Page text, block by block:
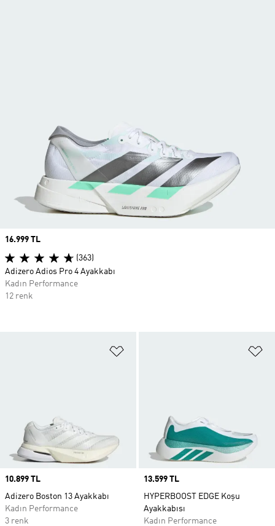
Price
10.899 TL
Adizero Boston 13 Ayakkabı
Kadın Performance
3 renk
Price
13.599 TL
HYPERBOOST EDGE Koşu
Ayakkabısı
Kadın Performance
Price
16.999 TL
(363)
Adizero Adios Pro 4 Ayakkabı
Kadın Performance
12 renk